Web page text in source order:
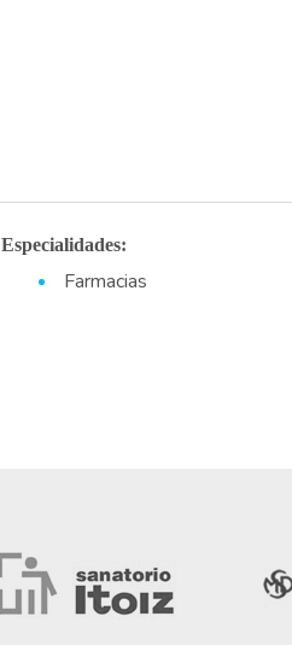
Especialidades:
Farmacias